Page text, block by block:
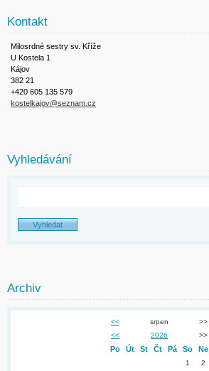
Kontakt
Milosrdné sestry sv. Kříže
U Kostela 1
Kájov
382 21
+420 605 135 579
kostelkajov@seznam.cz
Vyhledávání
Archiv
<< srpen
>>
<<
2026 >>
Po Út St Čt Pá So Ne
1
2